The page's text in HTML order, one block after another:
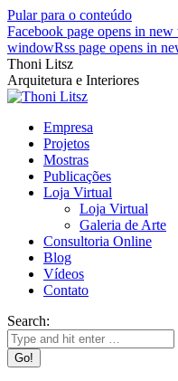
Pular para o conteúdo
Facebook page opens in
windowRss page opens in
Thoni Litsz
Arquitetura e Interiores
Empresa
Projetos
Mostras
Publicações
Loja Virtual
Loja Virtual
Galeria de Arte
Consultoria Online
Blog
Vídeos
Contato
Search: